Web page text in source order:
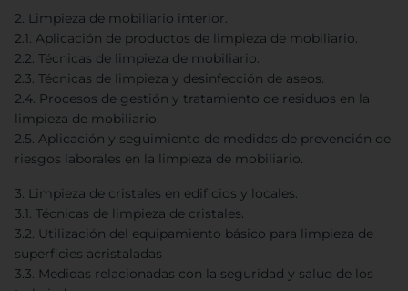
2. Limpieza de mobiliario interior.
2.1. Aplicación de productos de limpieza de mobiliario.
2.2. Técnicas de limpieza de mobiliario.
2.3. Técnicas de limpieza y desinfección de aseos.
2.4. Procesos de gestión y tratamiento de residuos en la
limpieza de mobiliario.
2.5. Aplicación y seguimiento de medidas de prevención de
riesgos laborales en la limpieza de mobiliario.
3. Limpieza de cristales en edificios y locales.
3.1. Técnicas de limpieza de cristales.
3.2. Utilización del equipamiento básico para limpieza de
superficies acristaladas
3.3. Medidas relacionadas con la seguridad y salud de los